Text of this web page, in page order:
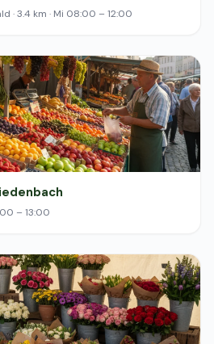
· 3.4 km · Mi 08:00 – 12:00
– 13:00